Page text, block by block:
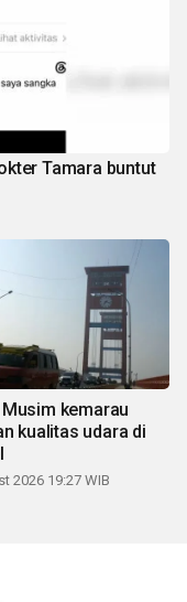
Tamara buntut
Musim kemarau
kualitas udara di
2026 19:27 WIB